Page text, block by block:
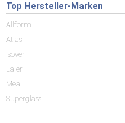
Top Hersteller-Marken
Allform
Atlas
Isover
Laier
Mea
Superglass